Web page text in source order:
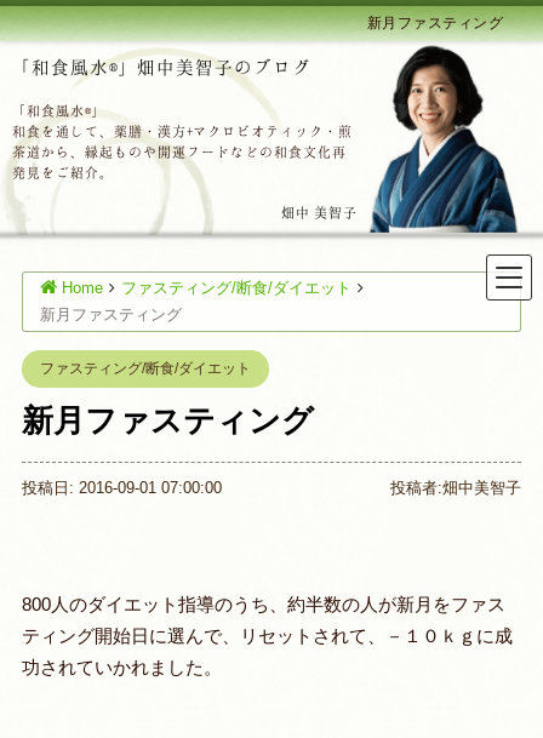
新月ファスティング
「和食風水®」畑中美智子のブログ
「和食風水®」
和食を通して、薬膳・漢方+マクロビオティック・煎
茶道から、縁起ものや開運フードなどの和食文化再
発見をご紹介。
畑中 美智子
Home
ファスティング/断食/ダイエット
新月ファスティング
ファスティング/断食/ダイエット
新月ファスティング
投稿日: 2016-09-01 07:00:00 投稿者:畑中美智子
800人のダイエット指導のうち、約半数の人が新月をファス
ティング開始日に選んで、リセットされて、－１０ｋｇに成
功されていかれました。